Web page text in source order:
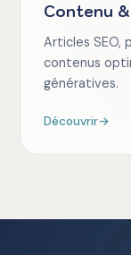
Contenu
Articles SEO,
contenus
génératives.
Découvrir→